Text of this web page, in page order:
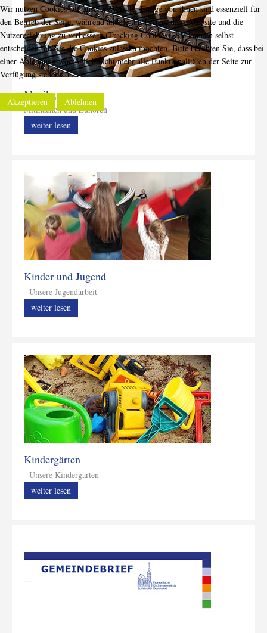
Musikgruppen
Mitmachen und Zuhören
weiter lesen
Kinder und Jugend
Unsere Jugendarbeit
weiter lesen
Kindergärten
Unsere Kindergärten
weiter lesen
Wir nutzen Cookies auf unserer Website. Einige von ihnen sind essenziell für
den Betrieb der Seite, während andere uns helfen, diese Website und die
Nutzererfahrung zu verbessern (Tracking Cookies). Sie können selbst
entscheiden, ob Sie die Cookies zulassen möchten. Bitte beachten Sie, dass bei
einer Ablehnung womöglich nicht mehr alle Funktionalitäten der Seite zur
Verfügung stehen.
Akzeptieren Ablehnen